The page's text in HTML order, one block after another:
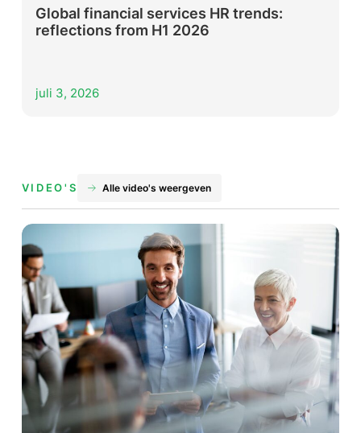
Global financial services HR trends:
reflections from H1 2026
juli 3, 2026
VIDEO'S Alle video's weergeven